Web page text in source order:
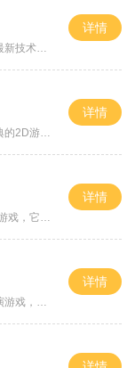
《1.76三端互通的传奇手游》是一款由最新技术开发的2D角色扮演游戏，它不仅具有传奇游戏的经典玩法，而且还拥有万人在线、玩家互动等创新特点。游戏中还加入了练级系统、副本、
详情
《情义迷失单职业手游传奇》是一款经典的2D游戏，它是一款以角色扮演为主题的游戏。在这个游戏中，玩家可以体验到万人在线的真实感受，并与其他玩家进行互动。游戏设有传送系统
详情
复古传奇合击版本手游是一款经典的2D游戏，它以角色扮演为主题，让玩家在万人在线的世界中展开激烈的战斗和玩家互动。这款游戏拥有多人在线交互的特点，玩家可以组队进行副本挑
详情
手游传奇是一款经典的多人在线角色扮演游戏，自问世以来深受玩家的喜爱。一家名为“风邪”的新开服网站正式上线了手游传奇的服务器，并引起了广大玩家的关注。今天，我们将为
详情